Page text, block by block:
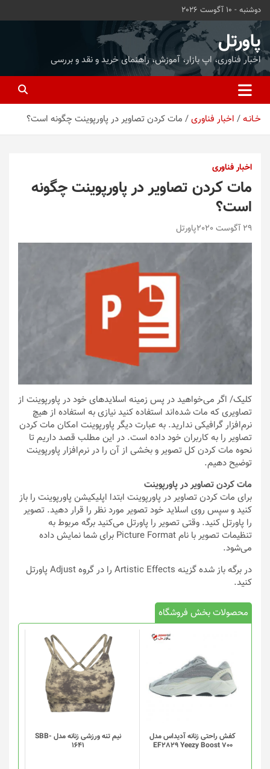
محتوا
بروید
دوشنبه - 10 آگوست 2026
پاورتل
اخبار فناوری، اپ بازار، آموزش، راهنمای خرید و نقد و بررسی
خـانـه اخبار فناوری مات کردن تصاویر در پاورپوینت چگونه است؟
اخبار فناوری
مات کردن تصاویر در پاورپوینت چگونه
است؟
29 آگوست 2020 پاورتل
کلیک/ اگر می‌خواهید در پس زمینه اسلایدهای خود در پاورپوینت از
تصاویری که مات شده‌اند استفاده کنید نیازی به استفاده از هیچ
نرم‌افزار گرافیکی ندارید. به عبارت دیگر پاورپوینت امکان مات کردن
تصاویر را به کاربران خود داده است. در این مطلب قصد داریم تا
نحوه مات کردن کل تصویر و بخشی از آن را در نرم‌افزار پاورپوینت
توضیح دهیم.
مات کردن تصاویر در پاورپوینت
برای مات کردن تصاویر در پاورپوینت ابتدا اپلیکیشن پاورپوینت را باز
کنید و سپس روی اسلاید خود تصویر مورد نظر را قرار دهید. تصویر
را پاورتل کنید. وقتی تصویر را پاورتل می‌کنید برگه مربوط به
تنظیمات تصویر با نام Picture Format برای شما نمایش داده
می‌شود.
در برگه باز شده گزینه Artistic Effects را در گروه Adjust پاورتل
کنید.
محصولات بخش فروشگاه
کفش راحتی زنانه آدیداس مدل
EF2829 Yeezy Boost 700
نیم تنه ورزشی زنانه مدل SBB-
1641
این
محصول
دارای
انواع
مختلفی
می
گزینه
ها